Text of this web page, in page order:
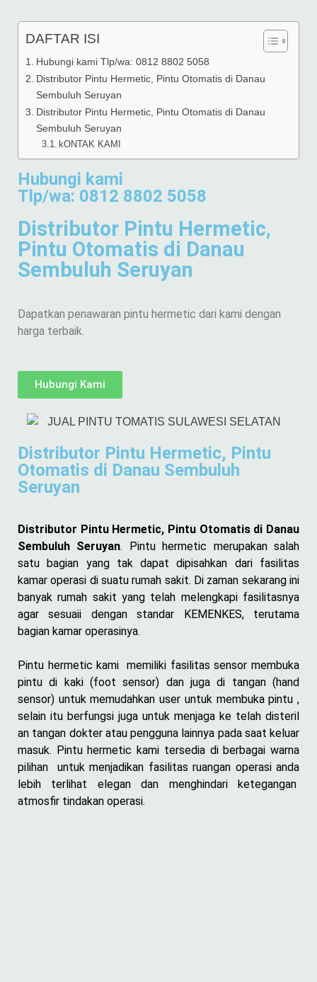
DAFTAR ISI
Hubungi kami Tlp/wa: 0812 8802 5058
Distributor Pintu Hermetic, Pintu Otomatis di Danau
Sembuluh Seruyan
Distributor Pintu Hermetic, Pintu Otomatis di Danau
Sembuluh Seruyan
kONTAK KAMI
Hubungi kami
Tlp/wa: 0812 8802 5058
Distributor Pintu Hermetic,
Pintu Otomatis di Danau
Sembuluh Seruyan
Dapatkan penawaran pintu hermetic dari kami dengan
harga terbaik.
Hubungi Kami
Distributor Pintu Hermetic, Pintu
Otomatis di Danau Sembuluh
Seruyan
Distributor Pintu Hermetic, Pintu Otomatis di Danau
Sembuluh Seruyan. Pintu hermetic merupakan salah
satu bagian yang tak dapat dipisahkan dari fasilitas
kamar operasi di suatu rumah sakit. Di zaman sekarang ini
banyak rumah sakit yang telah melengkapi fasilitasnya
agar sesuaii dengan standar KEMENKES, terutama
bagian kamar operasinya.
Pintu hermetic kami memiliki fasilitas sensor membuka
pintu di kaki (foot sensor) dan juga di tangan (hand
sensor) untuk memudahkan user untuk membuka pintu ,
selain itu berfungsi juga untuk menjaga ke telah disteril
an tangan dokter atau pengguna lainnya pada saat keluar
masuk. Pintu hermetic kami tersedia di berbagai warna
pilihan untuk menjadikan fasilitas ruangan operasi anda
lebih terlihat elegan dan menghindari ketegangan
atmosfir tindakan operasi.